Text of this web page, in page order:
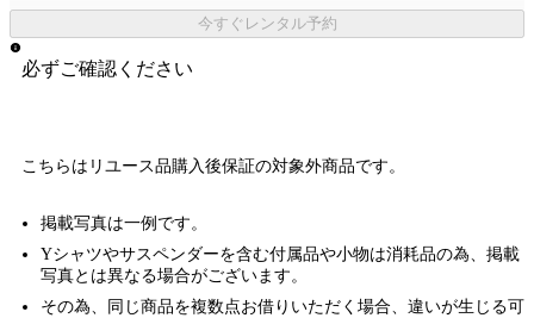
今すぐレンタル予約
必ずご確認ください
こちらはリユース品購入後保証の対象外商品です。
掲載写真は一例です。
Yシャツやサスペンダーを含む付属品や小物は消耗品の為、掲載
写真とは異なる場合がございます。
その為、同じ商品を複数点お借りいただく場合、違いが生じる可